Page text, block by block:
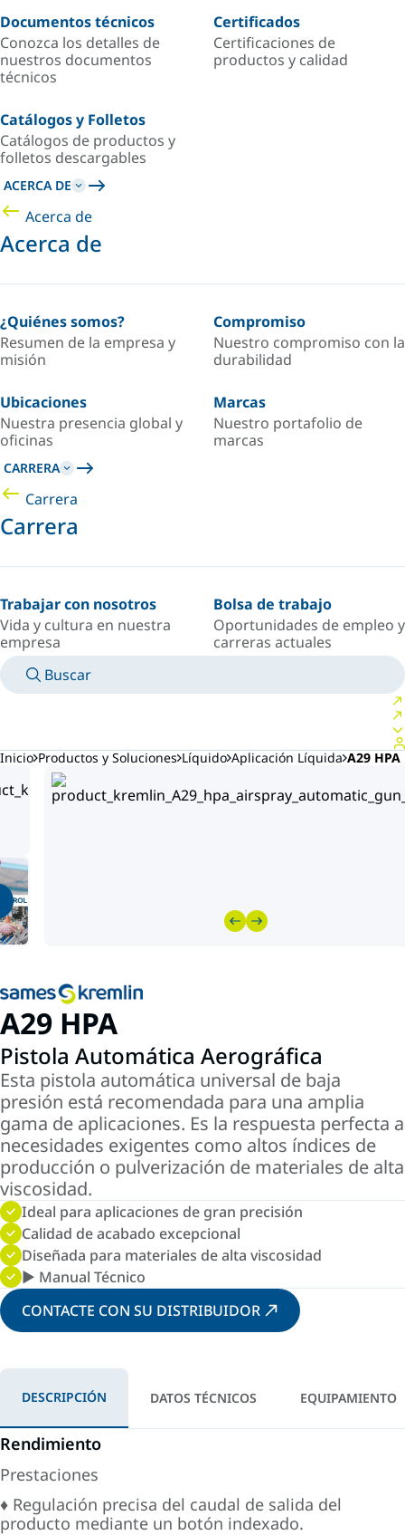
Documentos técnicos
Conozca los detalles de
nuestros documentos
técnicos
Certificados
Certificaciones de
productos y calidad
Catálogos y Folletos
Catálogos de productos y
folletos descargables
ACERCA DE
Acerca de
Acerca de
¿Quiénes somos?
Resumen de la empresa y
misión
Compromiso
Nuestro compromiso con la
durabilidad
Ubicaciones
Nuestra presencia global y
oficinas
Marcas
Nuestro portafolio de
marcas
CARRERA
Carrera
Carrera
Trabajar con nosotros
Vida y cultura en nuestra
empresa
Bolsa de trabajo
Oportunidades de empleo y
carreras actuales
Buscar
Inicio Productos y Soluciones Líquido Aplicación Líquida A29 HPA
A29 HPA
Pistola Automática Aerográfica
Esta pistola automática universal de baja
presión está recomendada para una amplia
gama de aplicaciones. Es la respuesta perfecta a
necesidades exigentes como altos índices de
producción o pulverización de materiales de alta
viscosidad.
Ideal para aplicaciones de gran precisión
Calidad de acabado excepcional
Diseñada para materiales de alta viscosidad
► Manual Técnico
CONTACTE CON SU DISTRIBUIDOR
DESCRIPCIÓN DATOS TÉCNICOS EQUIPAMIENTO
Rendimiento
Prestaciones
♦ Regulación precisa del caudal de salida del
producto mediante un botón indexado.